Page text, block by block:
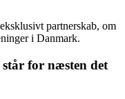
partnerskab, om
i Danmark.
for næsten det